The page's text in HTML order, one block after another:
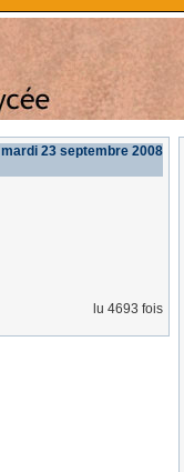
mardi 23 septembre 2008
lu 4693 fois